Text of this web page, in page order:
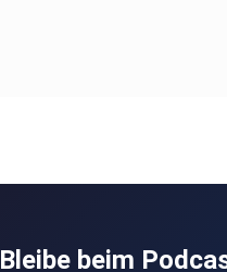
Bleibe beim